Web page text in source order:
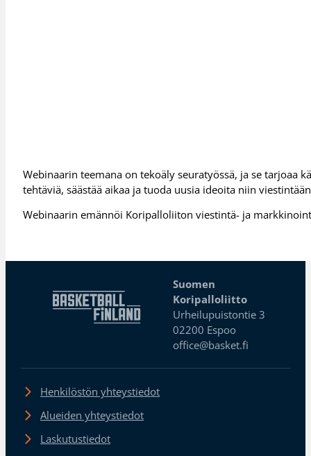
Webinaarin teemana on tekoäly seuratyössä, ja se tarjoaa
tehtäviä, säästää aikaa ja tuoda uusia ideoita niin
Webinaarin emännöi Koripalloliiton viestintä- ja
Suomen
Koripalloliitto
Urheilupuistontie 3
02200 Espoo
office@basket.fi
Henkilöstön yhteystiedot
Alueiden yhteystiedot
Laskutustiedot